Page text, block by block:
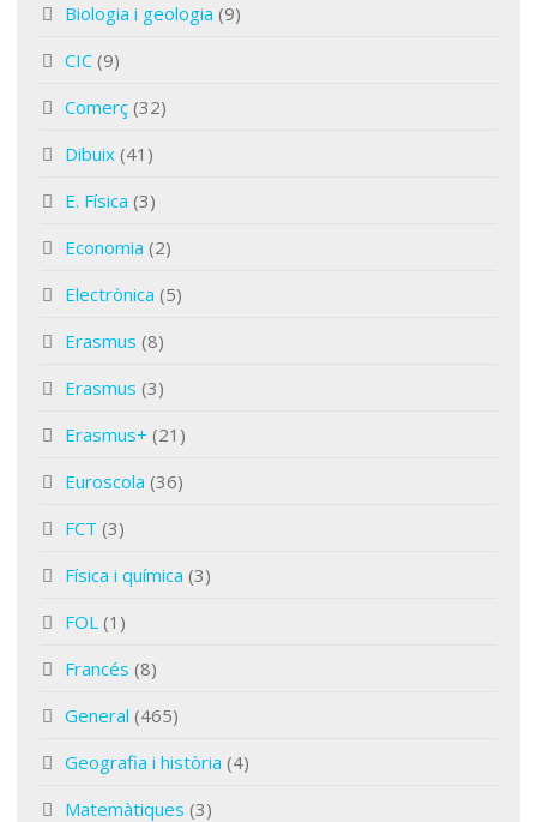
Biologia i geologia (9)
CIC (9)
Comerç (32)
Dibuix (41)
E. Física (3)
Economia (2)
Electrònica (5)
Erasmus (8)
Erasmus (3)
Erasmus+ (21)
Euroscola (36)
FCT (3)
Física i química (3)
FOL (1)
Francés (8)
General (465)
Geografia i història (4)
Matemàtiques (3)